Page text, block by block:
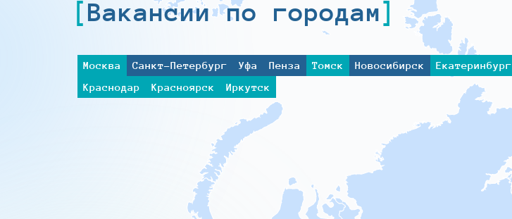
Вакансии по городам
Москва Санкт-Петербург Уфа Пенза Томск Новосибирск Екатеринбург
Краснодар
Красноярск Иркутск